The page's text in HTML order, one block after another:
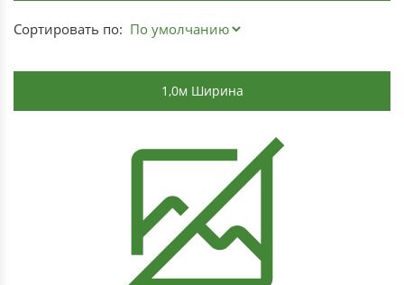
Сортировать по:
1,0м Ширина